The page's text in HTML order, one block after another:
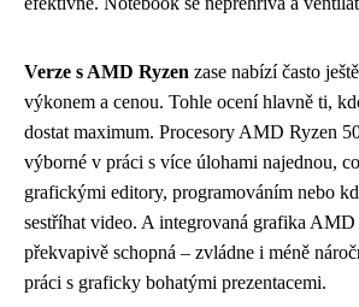
Verze s AMD Ryzen zase nabízí často
výkonem a cenou. Tohle ocení hlavně ti,
dostat maximum. Procesory AMD Ryzen
výborné v práci s více úlohami najednou,
grafickými editory, programováním nebo
sestříhat video. A integrovaná grafika AMD
překvapivě schopná – zvládne i méně
práci s graficky bohatými prezentacemi.